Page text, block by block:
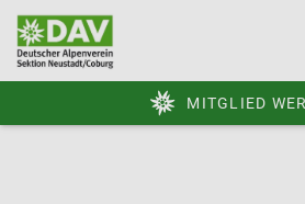
MITGLIED